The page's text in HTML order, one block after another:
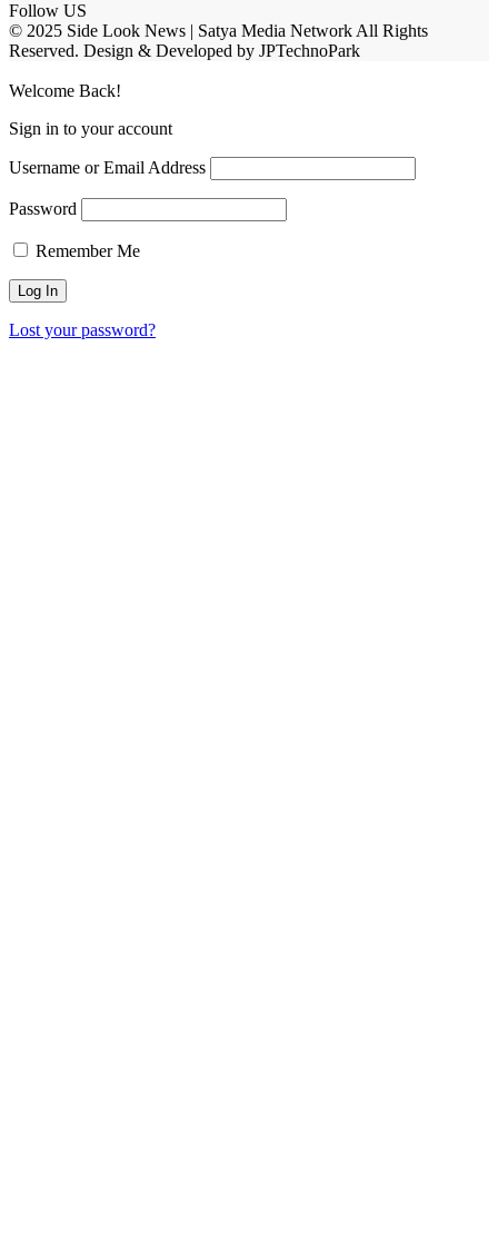
Follow US
© 2025 Side Look News | Satya Media Network All Rights
Reserved. Design & Developed by JPTechnoPark
Welcome Back!
Sign in to your account
Username or Email Address
Password
Remember Me
Lost your password?